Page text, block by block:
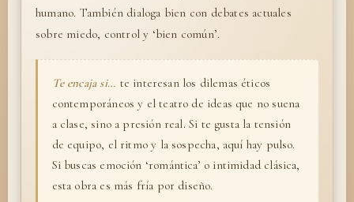
humano. También dialoga bien con debates actuales
sobre miedo, control y ‘bien común’.
Te encaja si… te interesan los dilemas éticos
contemporáneos y el teatro de ideas que no suena
a clase, sino a presión real. Si te gusta la tensión
de equipo, el ritmo y la sospecha, aquí hay pulso.
Si buscas emoción ‘romántica’ o intimidad clásica,
esta obra es más fría por diseño.